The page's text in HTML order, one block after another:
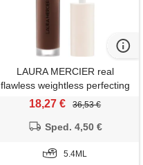
LAURA MERCIER real
flawless weightless perfecting
concealer 6n1 5.4ml -
correttore
18,27 € 36,53 €
Sped. 4,50 €
5.4ML